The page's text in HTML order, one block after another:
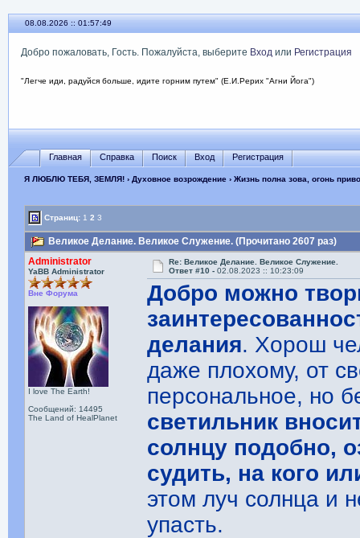
08.08.2026 :: 01:57:50
Добро пожаловать, Гость. Пожалуйста, выберите Входили Регистрация
"Легче иди, радуйся больше, идите горним путем" (Е.И.Рерих "Агни Йога")
Главная Справка Поиск Вход Регистрация
Я ЛЮБЛЮ ТЕБЯ, ЗЕМЛЯ!› Духовное возрождение› Жизнь полна зова, огонь
Страниц: 1 2 3
Великое Делание. Великое Служение. (Прочитано 2607 раз)
Administrator
YaBB Administrator
Вне Форума
I love The Earth!
Сообщений: 14495
The Land of HealPlanet
Re: Великое Делание. Великое Служение.
Ответ #10 -02.08.2023 :: 10:23:09
Добро можно
делания. Хорош
даже плохому, от
персональное, но
светильник
солнцу подобно,
судить, на кого
этом луч солнца и
упасть.